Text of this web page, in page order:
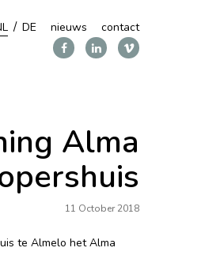
nieuws contact
DE
Alma
11 October 2018
te Almelo het Alma